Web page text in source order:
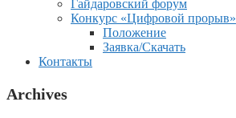
Гайдаровский форум
Конкурс «Цифровой прорыв»
Положение
Заявка/Скачать
Контакты
Archives